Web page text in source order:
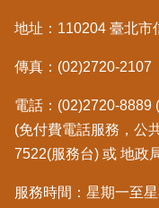
綜
合
資
門
關
字
地址：110204 臺北市
傳真：(02)2720-2107
電話：(02)2720-8889
(免付費電話服務，公
7522(服務台) 或 地政
服務時間：星期一至